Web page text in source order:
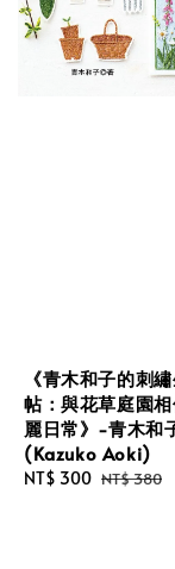
《青木和子的刺
帖：與花草庭園
麗日常》-青木和
(Kazuko Aoki)
Sale
NT$ 300 Regular
NT$ 380